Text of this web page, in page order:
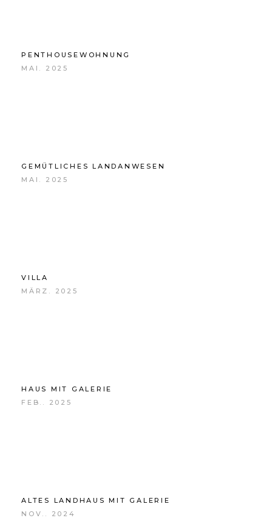
PENTHOUSEWOHNUNG
MAI. 2025
GEMÜTLICHES LANDANWESEN
MAI. 2025
VILLA
MÄRZ. 2025
HAUS MIT GALERIE
FEB.. 2025
ALTES LANDHAUS MIT GALERIE
NOV.. 2024